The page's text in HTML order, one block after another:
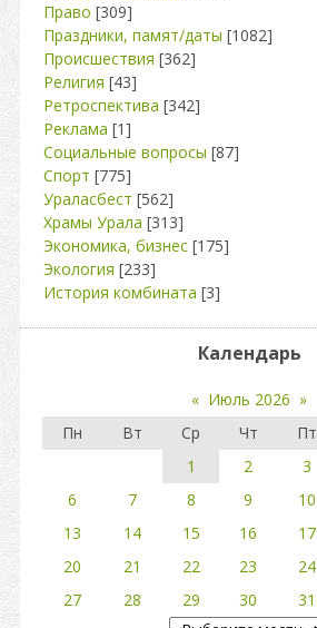
Право [309]
Праздники, памят/даты [1082]
Происшествия [362]
Религия [43]
Ретроспектива [342]
Реклама [1]
Социальные вопросы [87]
Спорт [775]
Ураласбест [562]
Храмы Урала [313]
Экономика, бизнес [175]
Экология [233]
История комбината [3]
Календарь
« Июль 2026 »
Пн
Вт Ср Чт Пт
1
2 3
6
7 8 9 10
13
14 15 16 17
20
21 22 23 24
27
28 29 30 31